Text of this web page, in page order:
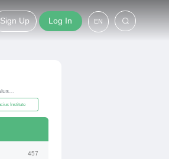
Sign Up Log In EN
Confucius Classroom in Andalusia, Spain
Institute
457